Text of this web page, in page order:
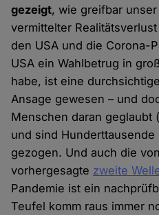
gezeigt, wie greifbar
vermittelter
den USA und die Corona-
USA ein Wahlbetrug in
habe, ist eine durchsichtige
Ansage gewesen – und
Menschen daran geglaubt
und sind
gezogen. Und auch die
vorhergesagte zweite
Pandemie ist ein
Teufel komm raus immer